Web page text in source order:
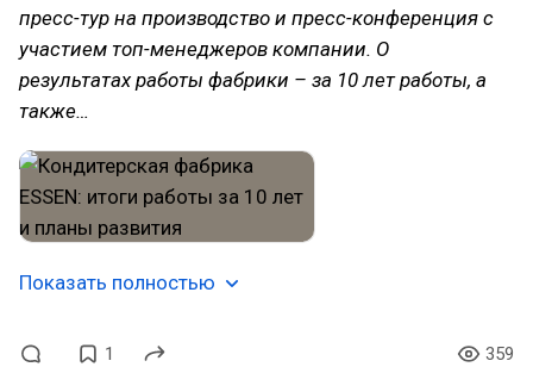
пресс-тур на производство и пресс-конференция с
участием топ-менеджеров компании. О
результатах работы фабрики – за 10 лет работы, а
также…
Показать полностью
1 359